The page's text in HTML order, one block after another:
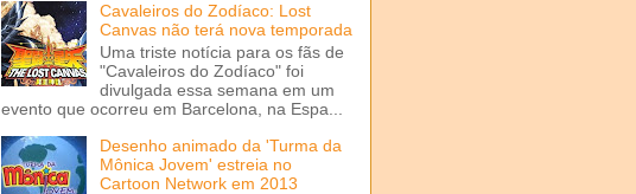
Cavaleiros do Zodíaco: Lost
Canvas não terá nova temporada
Uma triste notícia para os fãs de
"Cavaleiros do Zodíaco" foi
divulgada essa semana em um
evento que ocorreu em Barcelona, na Espa...
Desenho animado da 'Turma da
Mônica Jovem' estreia no
Cartoon Network em 2013